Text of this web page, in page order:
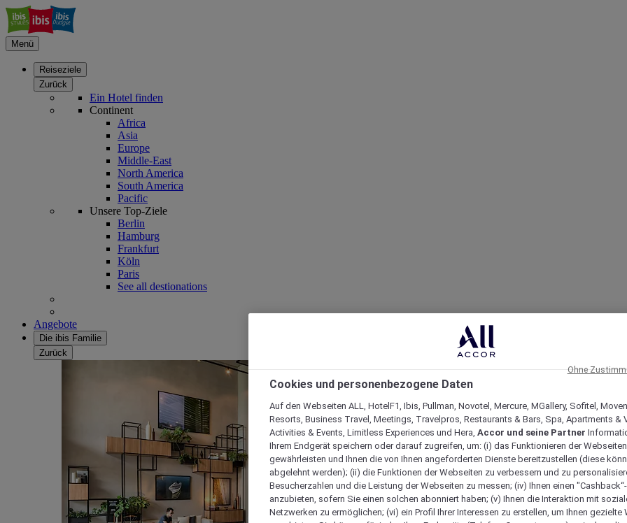
Menü
Reiseziele
Zurück
Ein Hotel finden
Continent
Africa
Asia
Europe
Middle-East
North America
South America
Pacific
Unsere Top-Ziele
Berlin
Hamburg
Frankfurt
Köln
Paris
See all destionations
Angebote
Die ibis Familie
Zurück
Cookies und personenbezogene Daten
Auf den Webseiten ALL, HotelF1, Ibis, Pullman, Novotel, Mercure, MGallery, Sofitel,
Resorts, Business Travel, Meetings, Travelpros, Restaurants & Bars, Spa, Apartments &
Activities & Events, Limitless Experiences und Hera, Accor und seine Partner
Ihrem Endgerät speichern oder darauf zugreifen, um: (i) das Funktionieren der
gewährleisten und Ihnen die von Ihnen angeforderten Dienste bereitzustellen (diese
abgelehnt werden); (ii) die Funktionen der Webseiten zu verbessern und zu
Besucherzahlen und die Leistung der Webseiten zu messen; (iv) Ihnen einen
anzubieten, sofern Sie einen solchen abonniert haben; (v) Ihnen die Interaktion mit
Netzwerken zu ermöglichen; (vi) ein Profil Ihrer Interessen zu erstellen, um Ihnen gezielte
Ohne